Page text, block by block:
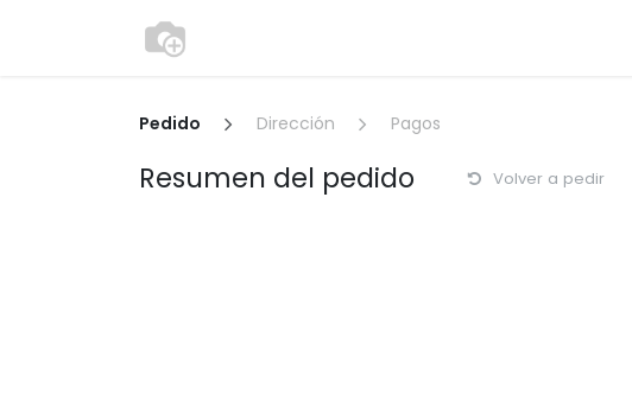
Pedido Dirección Pagos
Resumen del pedido Volver a pedir